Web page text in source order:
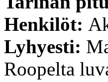
Henkilöt:
Lyhyesti:
Roopelta